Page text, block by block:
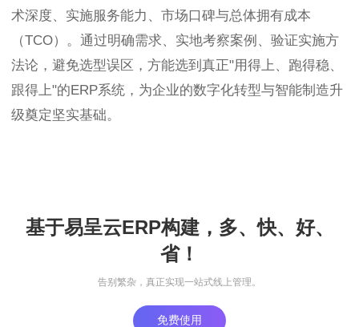
术深度、实施服务能力、市场口碑与总体拥有成本
（TCO）。通过明确需求、实地考察案例、验证实施方
法论，避免选型误区，方能选到真正"用得上、跑得稳、
跟得上"的ERP系统，为企业的数字化转型与智能制造升
级奠定坚实基础。
基于易呈云ERP构建，多、快、好、
省！
告别繁杂，真正实现一站式线上管理。
免费使用